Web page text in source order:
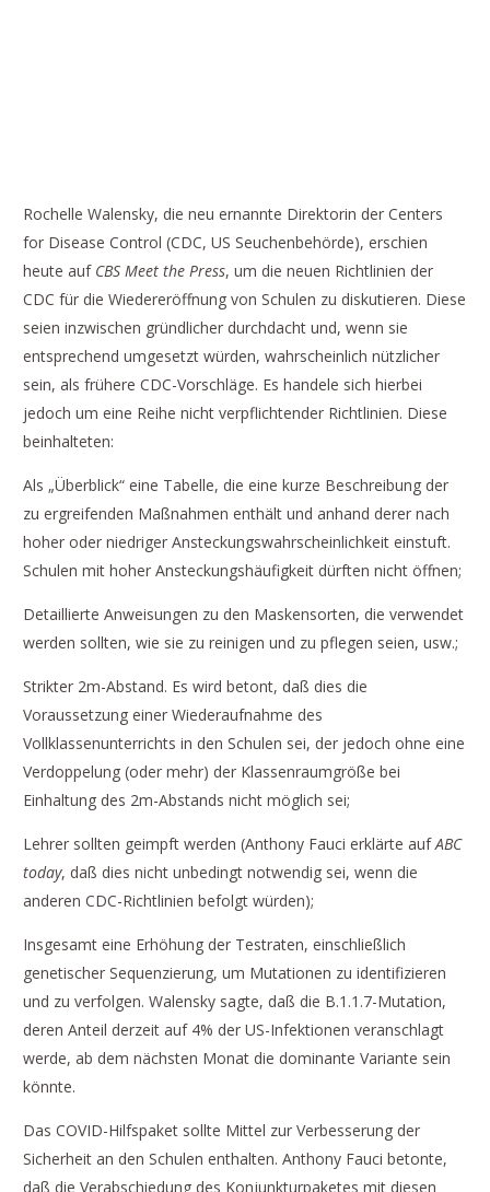
Rochelle Walensky, die neu ernannte Direktorin der Centers
for Disease Control (CDC, US Seuchenbehörde), erschien
heute auf CBS Meet the Press, um die neuen Richtlinien der
CDC für die Wiedereröffnung von Schulen zu diskutieren. Diese
seien inzwischen gründlicher durchdacht und, wenn sie
entsprechend umgesetzt würden, wahrscheinlich nützlicher
sein, als frühere CDC-Vorschläge. Es handele sich hierbei
jedoch um eine Reihe nicht verpflichtender Richtlinien. Diese
beinhalteten:
Als „Überblick“ eine Tabelle, die eine kurze Beschreibung der
zu ergreifenden Maßnahmen enthält und anhand derer nach
hoher oder niedriger Ansteckungswahrscheinlichkeit einstuft.
Schulen mit hoher Ansteckungshäufigkeit dürften nicht öffnen;
Detaillierte Anweisungen zu den Maskensorten, die verwendet
werden sollten, wie sie zu reinigen und zu pflegen seien, usw.;
Strikter 2m-Abstand. Es wird betont, daß dies die
Voraussetzung einer Wiederaufnahme des
Vollklassenunterrichts in den Schulen sei, der jedoch ohne eine
Verdoppelung (oder mehr) der Klassenraumgröße bei
Einhaltung des 2m-Abstands nicht möglich sei;
Lehrer sollten geimpft werden (Anthony Fauci erklärte aufABC
today, daß dies nicht unbedingt notwendig sei, wenn die
anderen CDC-Richtlinien befolgt würden);
Insgesamt eine Erhöhung der Testraten, einschließlich
genetischer Sequenzierung, um Mutationen zu identifizieren
und zu verfolgen. Walensky sagte, daß die B.1.1.7-Mutation,
deren Anteil derzeit auf 4% der US-Infektionen veranschlagt
werde, ab dem nächsten Monat die dominante Variante sein
könnte.
Das COVID-Hilfspaket sollte Mittel zur Verbesserung der
Sicherheit an den Schulen enthalten. Anthony Fauci betonte,
daß die Verabschiedung des Konjunkturpaketes mit diesen